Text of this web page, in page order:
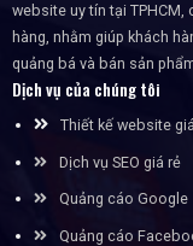
website uy tín tại
hàng, nhằm giúp khách
quảng bá và bán sản
Dịch vụ của chúng tôi
Thiết kế website
Dịch vụ SEO giá rẻ
Quảng cáo Google
Quảng cáo